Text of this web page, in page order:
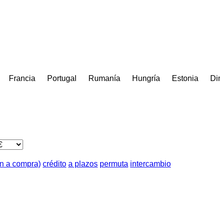
Francia Portugal Rumanía Hungría Estonia
a compra) crédito a plazos permuta intercambio